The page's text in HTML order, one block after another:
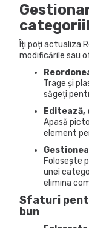
Îți poți actualiza
modificările sau
Trage și
săgeți
Editează,
Apasă
element
Folosește
unei
elimina
Sfaturi
bun